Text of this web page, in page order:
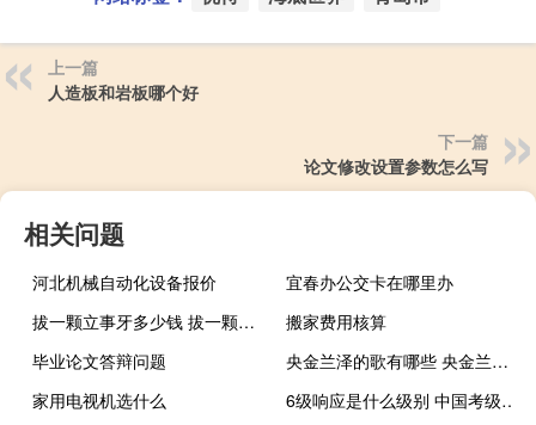
上一篇
人造板和岩板哪个好
下一篇
论文修改设置参数怎么写
相关问题
河北机械自动化设备报价
宜春办公交卡在哪里办
拔一颗立事牙多少钱 拔一颗智齿多少钱
搬家费用核算
毕业论文答辩问题
央金兰泽的歌有哪些 央金兰泽的所有歌曲
家用电视机选什么
6级响应是什么级别 中国考级舞蹈6级